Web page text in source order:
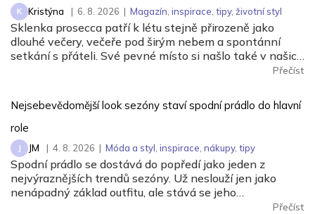
K Kristýna | 6. 8. 2026 | Magazín inspirace tipy, životní styl
Sklenka prosecca patří k létu stejně přirozeně jako
dlouhé večery, večeře pod širým nebem a spontánní
setkání s přáteli. Své pevné místo si našlo také v našich
skleničkách. Česká republika je sedmým největším
perlivého frizzante jí patří dokonce druhé místo.
Mezinárodní den prosecca, který každoročně připadá na
13. srpna, je pak krásnou příležitostí připít si sklenkou
oblíbených italských bublinek. Mionetto k němu přináší
tipy, jak vybrat správnou lahev, šetrně ji vychladit,
servírovat a sladit s jídlem.
Přečíst
Nejsebevědomější look sezóny staví spodní prádlo do hlavní
role
J JM | 4. 8. 2026 | Móda a styl inspirace nákupy, tipy
Spodní prádlo se dostává do popředí jako jeden z
nejvýraznějších trendů sezóny. Už neslouží jen jako
nenápadný základ outfitu, ale stává se jeho
Přečíst